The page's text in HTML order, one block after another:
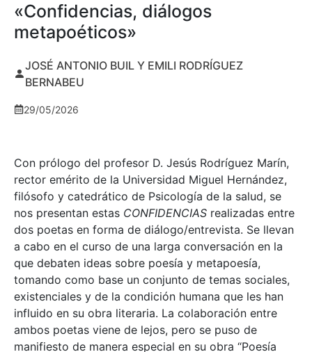
«Confidencias, diálogos
metapoéticos»
JOSÉ ANTONIO BUIL Y EMILI RODRÍGUEZ
BERNABEU
29/05/2026
Con prólogo del profesor D. Jesús Rodríguez Marín,
rector emérito de la Universidad Miguel Hernández,
filósofo y catedrático de Psicología de la salud, se
nos presentan estas CONFIDENCIAS realizadas entre
dos poetas en forma de diálogo/entrevista. Se llevan
a cabo en el curso de una larga conversación en la
que debaten ideas sobre poesía y metapoesía,
tomando como base un conjunto de temas sociales,
existenciales y de la condición humana que les han
influido en su obra literaria. La colaboración entre
ambos poetas viene de lejos, pero se puso de
manifiesto de manera especial en su obra “Poesía